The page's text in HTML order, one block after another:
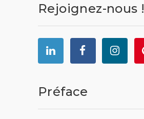
Rejoignez-nous !
Préface